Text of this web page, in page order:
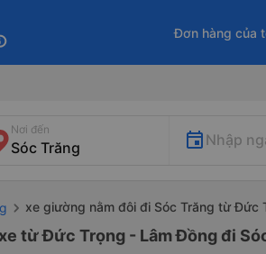
Đơn hàng của
Nơi đến
Nhập
xe giường nằm đôi đi Sóc Trăng từ Đức
từ Đức Trọng - Lâm Đồng đi